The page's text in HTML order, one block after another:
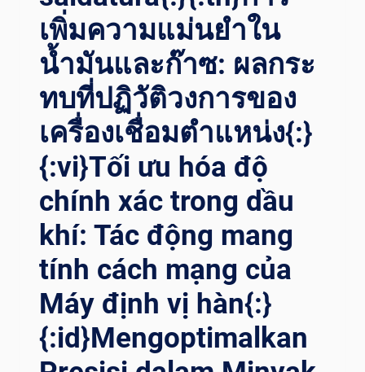
เพิ่มความแม่นยำใน
น้ำมันและก๊าซ: ผลกระ
ทบที่ปฏิวัติวงการของ
เครื่องเชื่อมตำแหน่ง{:}
{:vi}Tối ưu hóa độ
chính xác trong dầu
khí: Tác động mang
tính cách mạng của
Máy định vị hàn{:}
{:id}Mengoptimalkan